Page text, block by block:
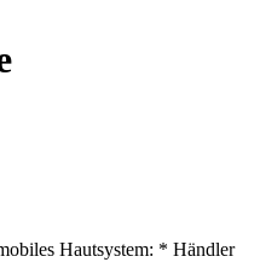
Hautsystem: * Händler